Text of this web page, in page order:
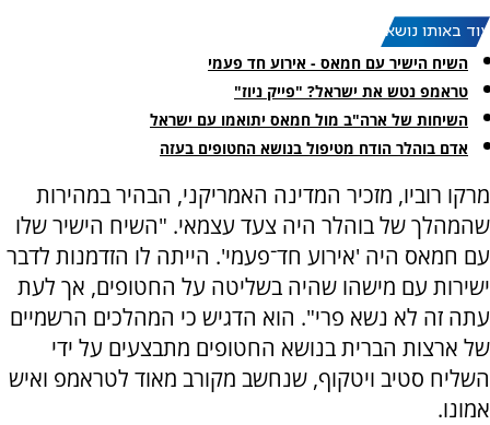
עוד באותו נושא:
השיח הישיר עם חמאס - אירוע חד פעמי
טראמפ נטש את ישראל? "פייק ניוז"
השיחות של ארה"ב מול חמאס יתואמו עם ישראל
אדם בוהלר הודח מטיפול בנושא החטופים בעזה
מרקו רוביו, מזכיר המדינה האמריקני, הבהיר במהירות
שהמהלך של בוהלר היה צעד עצמאי. "השיח הישיר שלו
עם חמאס היה 'אירוע חד־פעמי'. הייתה לו הזדמנות לדבר
ישירות עם מישהו שהיה בשליטה על החטופים, אך לעת
עתה זה לא נשא פרי". הוא הדגיש כי המהלכים הרשמיים
של ארצות הברית בנושא החטופים מתבצעים על ידי
השליח סטיב ויטקוף, שנחשב מקורב מאוד לטראמפ ואיש
אמונו.